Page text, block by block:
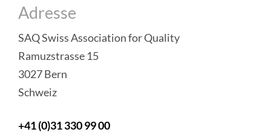
Adresse
SAQ Swiss Association for Quality
Ramuzstrasse 15
3027 Bern
Schweiz
+41 (0)31 330 99 00